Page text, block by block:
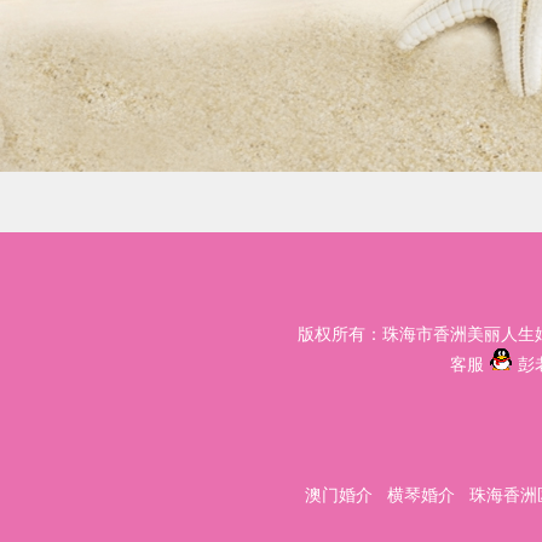
版权所有：珠海市香洲美丽人
客服
彭
澳门婚介 横琴婚介 珠海香洲